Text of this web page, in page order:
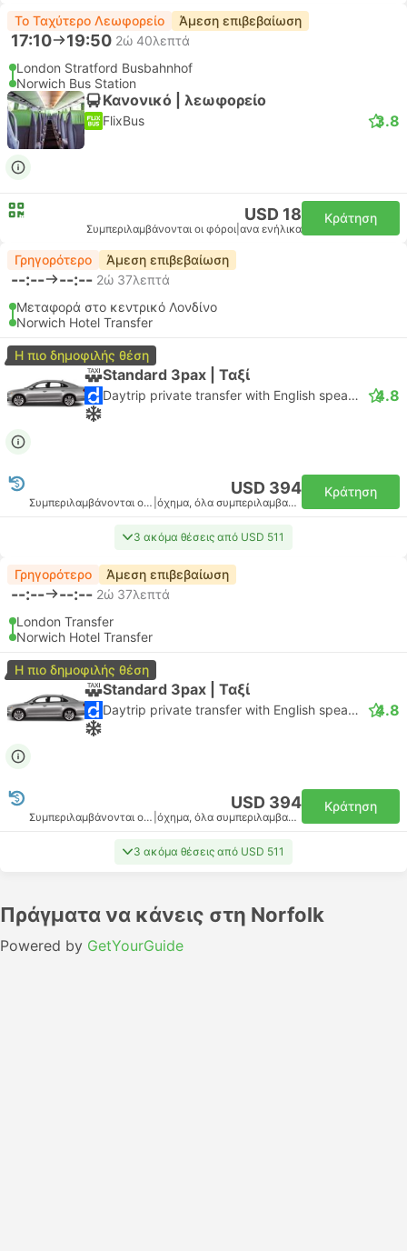
Το Ταχύτερο Λεωφορείο Άμεση επιβεβαίωση
17:10 19:50 2ώ 40λεπτά
London Stratford Busbahnhof
Norwich Bus Station
Κανονικό | λεωφορείο
FlixBus 3.8
USD 18
Συμπεριλαμβάνονται οι φόροι ανα ενήλικα
Κράτηση
Γρηγορότερο Άμεση επιβεβαίωση
--:-- --:-- 2ώ 37λεπτά
Μεταφορά στο κεντρικό Λονδίνο
Norwich Hotel Transfer
Η πιο δημοφιλής θέση
Standard 3pax | Ταξί
Daytrip private transfer with English speaking driver 4.8
USD 394
Συμπεριλαμβάνονται οι φόροι όχημα, όλα συμπεριλαμβανομένου
Κράτηση
3 ακόμα θέσεις από USD 511
Γρηγορότερο Άμεση επιβεβαίωση
--:-- --:-- 2ώ 37λεπτά
London Transfer
Norwich Hotel Transfer
Η πιο δημοφιλής θέση
Standard 3pax | Ταξί
Daytrip private transfer with English speaking driver 4.8
USD 394
Συμπεριλαμβάνονται οι φόροι όχημα, όλα συμπεριλαμβανομένου
Κράτηση
3 ακόμα θέσεις από USD 511
Πράγματα να κάνεις στη Norfolk
Powered by GetYourGuide